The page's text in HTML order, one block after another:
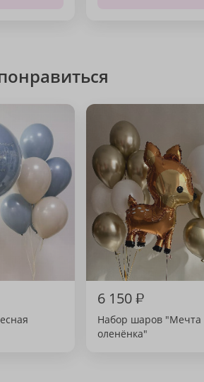
6 150₽
Набор шаров "Мечта
оленёнка"